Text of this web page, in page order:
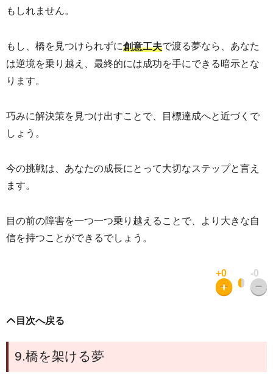
もしれません。
もし、橋を見つけられずに創意工夫で渡る夢なら、あなた
は逆境を乗り越え、最終的には成功を手にできる暗示とな
ります。
巧みに解決策を見つけ出すことで、目標達成へと近づくで
しょう。
今の挑戦は、あなたの成長にとって大切なステップと言え
ます。
目の前の障害を一つ一つ乗り越えることで、より大きな自
信を持つことができるでしょう。
+0 -0
目次へ戻る
9.橋を架ける夢